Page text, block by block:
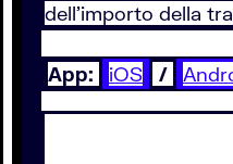
dell’importo della
App: iOS /